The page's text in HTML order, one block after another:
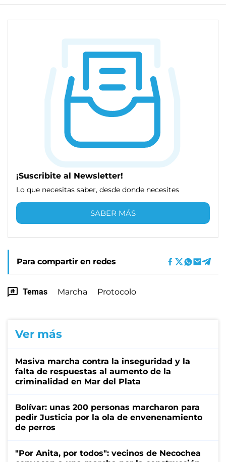
¡Suscribite al Newsletter!
Lo que necesitas saber, desde donde necesites
SABER MÁS
Para compartir en redes
Temas Marcha Protocolo
Ver más
Masiva marcha contra la inseguridad y la
falta de respuestas al aumento de la
criminalidad en Mar del Plata
Bolívar: unas 200 personas marcharon para
pedir Justicia por la ola de envenenamiento
de perros
"Por Anita, por todos": vecinos de Necochea